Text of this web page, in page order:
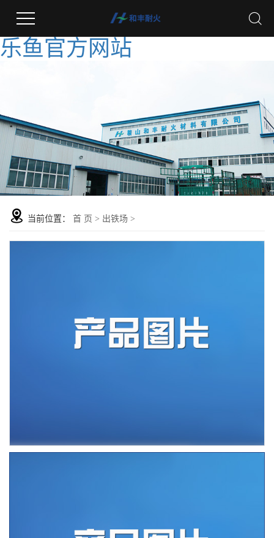
乐鱼官方网站
当前位置： 首 页 > 出铁场 >